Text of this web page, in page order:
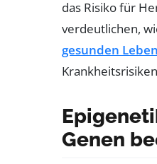
das Risiko für
verdeutlichen,
gesunden
Genen